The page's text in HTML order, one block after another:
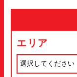
エリア